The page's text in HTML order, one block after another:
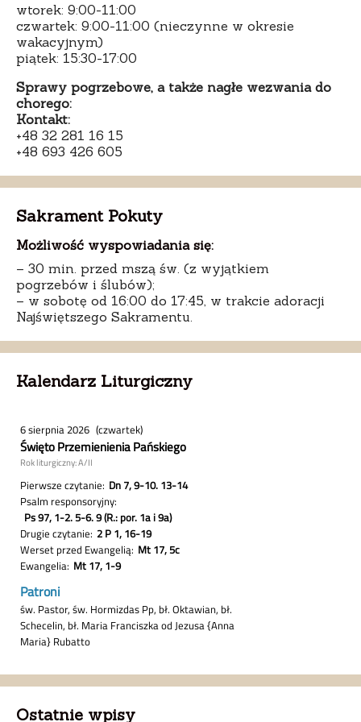
wtorek: 9:00-11:00
czwartek: 9:00-11:00 (nieczynne w okresie
wakacyjnym)
piątek: 15:30-17:00
Sprawy pogrzebowe, a także nagłe wezwania do
chorego:
Kontakt:
+48 32 281 16 15
+48 693 426 605
Sakrament Pokuty
Możliwość wyspowiadania się:
– 30 min. przed mszą św. (z wyjątkiem
pogrzebów i ślubów);
– w sobotę od 16:00 do 17:45, w trakcie adoracji
Najświętszego Sakramentu.
Kalendarz Liturgiczny
Ostatnie wpisy